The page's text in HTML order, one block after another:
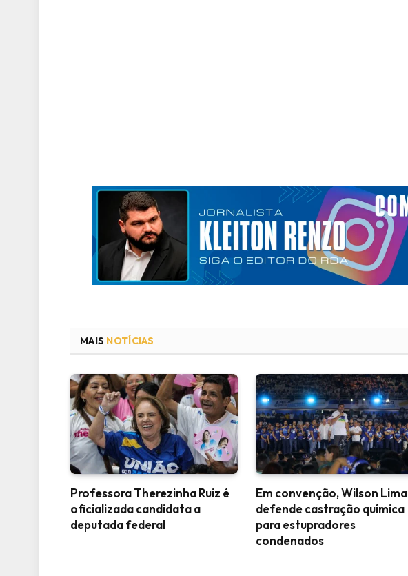
MAIS NOTÍCIAS
Professora Therezinha Ruiz é
oficializada candidata a
deputada federal
Em convenção, Wilson Lima
defende castração química
para estupradores
condenados